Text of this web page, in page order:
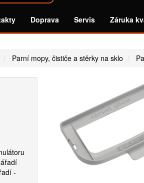
Doprava Servis Záruka
Parní mopy, čističe a stěrky na sklo
-